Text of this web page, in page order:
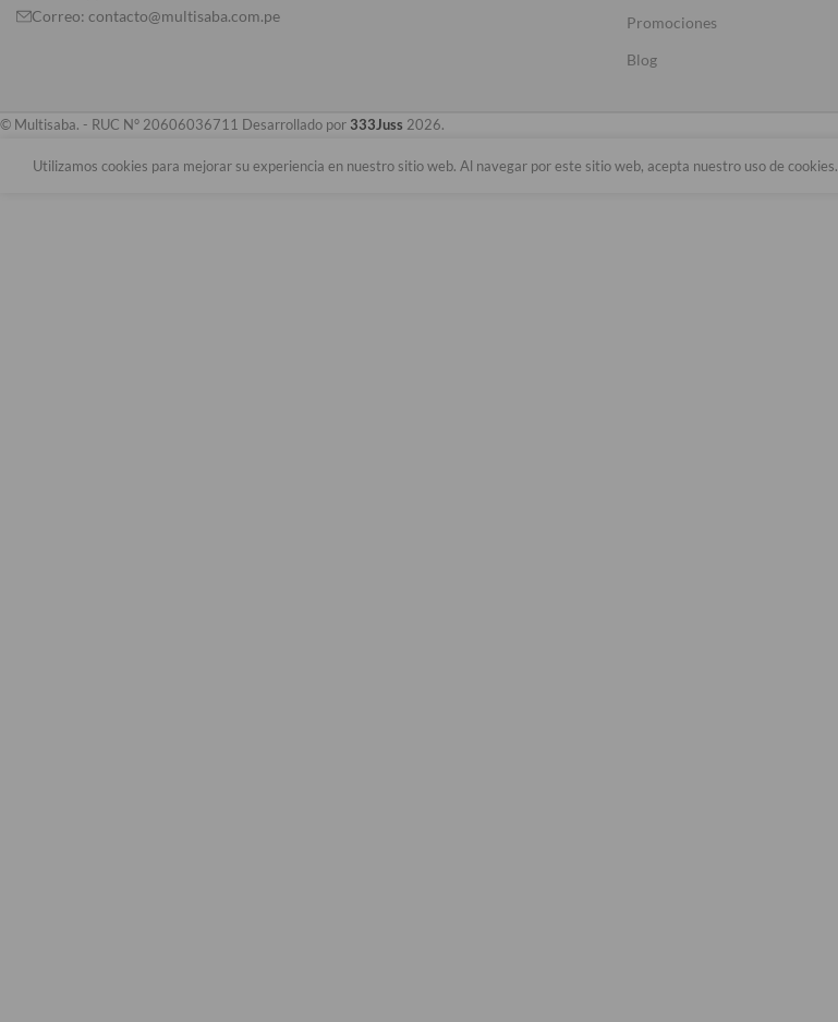
Correo: contacto@multisaba.com.pe
Promociones
Blog
© Multisaba. - RUC N° 20606036711 Desarrollado por 333Juss 2026.
Utilizamos cookies para mejorar su experiencia en nuestro sitio web. Al navegar por este sitio web, acepta nuestro uso de cookies.